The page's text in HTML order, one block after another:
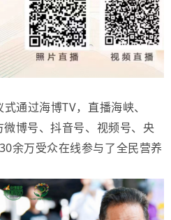
式通过海博TV，直播海峡、
博号、抖音号、视频号、央
余万受众在线参与了全民营养